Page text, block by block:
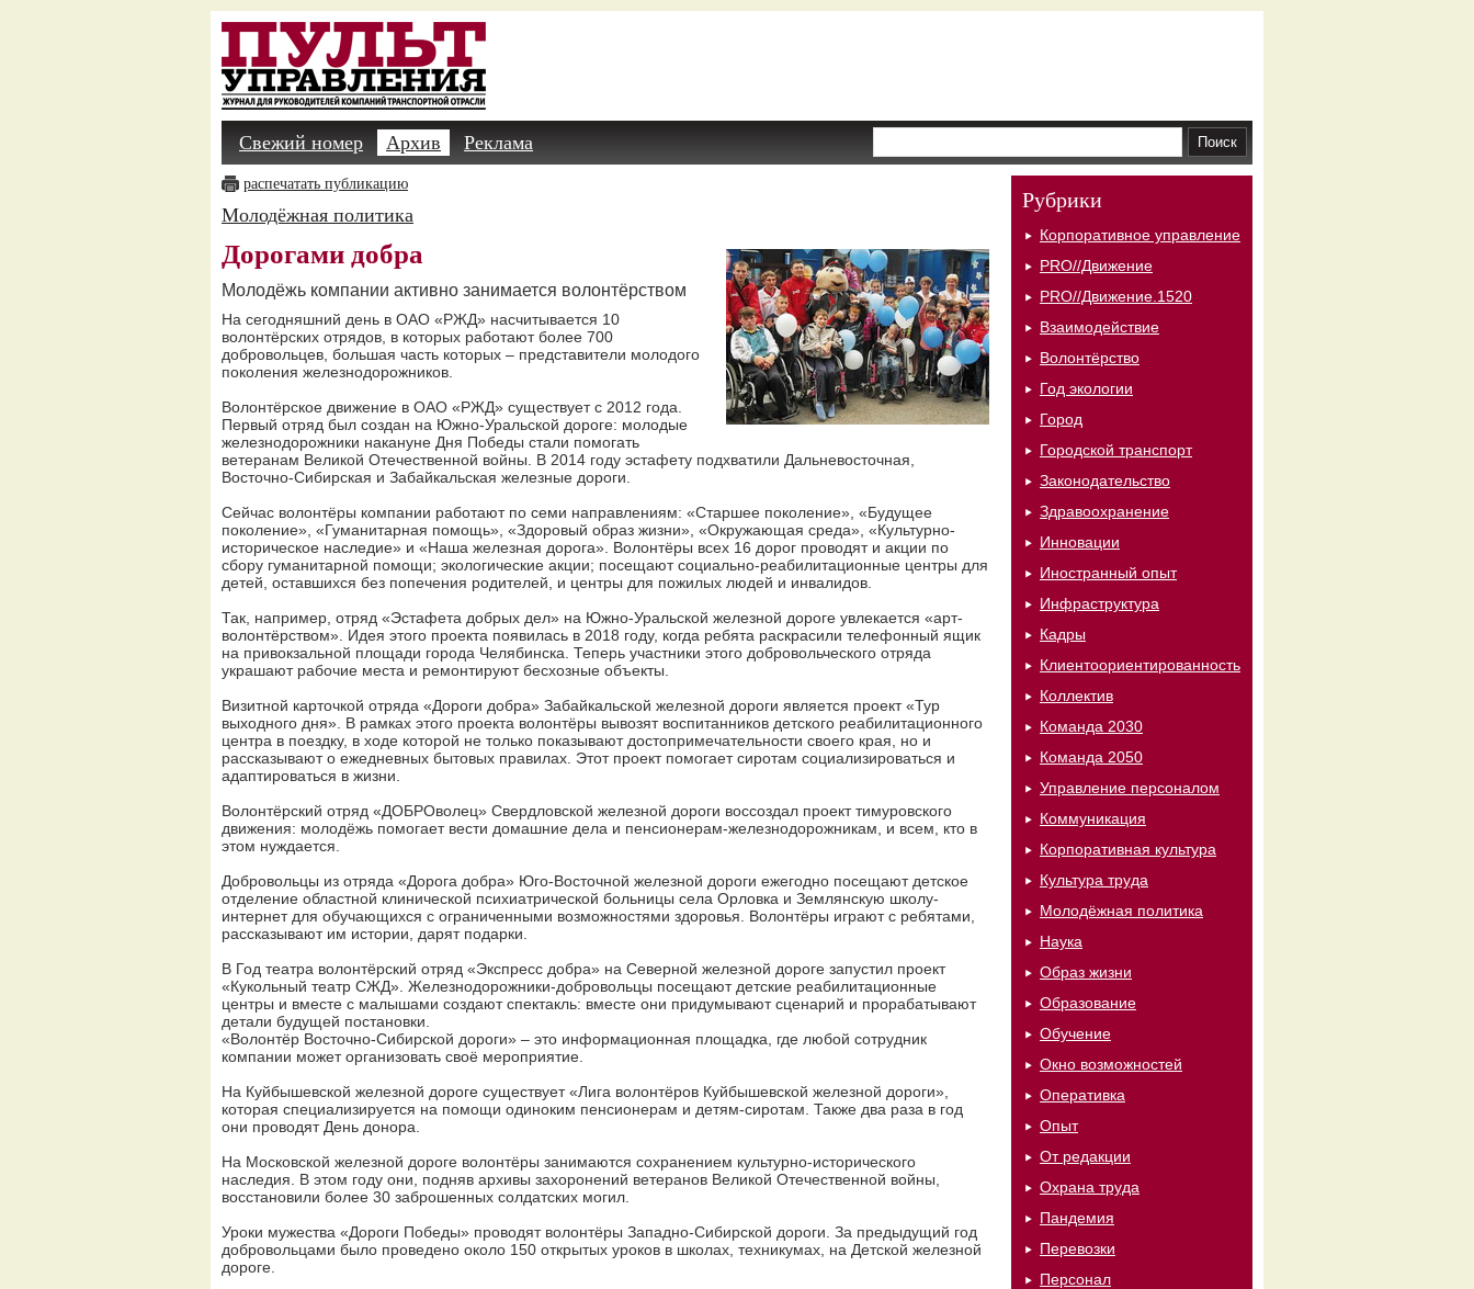
Свежий номер Архив Реклама
распечатать публикацию
Молодёжная политика
Дорогами добра
Молодёжь компании активно занимается волонтёрством
На сегодняшний день в ОАО «РЖД» насчитывается 10
волонтёрских отрядов, в которых работают более 700
добровольцев, большая часть которых – представители молодого
поколения железнодорожников.
Волонтёрское движение в ОАО «РЖД» существует с 2012 года.
Первый отряд был создан на Южно-Уральской дороге: молодые
железнодорожники накануне Дня Победы стали помогать
ветеранам Великой Отечественной войны. В 2014 году эстафету подхватили Дальневосточная,
Восточно-Сибирская и Забайкальская железные дороги.
Сейчас волонтёры компании работают по семи направлениям: «Старшее поколение», «Будущее
поколение», «Гуманитарная помощь», «Здоровый образ жизни», «Окружающая среда», «Культурно-
историческое наследие» и «Наша железная дорога». Волонтёры всех 16 дорог проводят и акции по
сбору гуманитарной помощи; экологические акции; посещают социально-реабилитационные центры для
детей, оставшихся без попечения родителей, и центры для пожилых людей и инвалидов.
Так, например, отряд «Эстафета добрых дел» на Южно-Уральской железной дороге увлекается «арт-
волонтёрством». Идея этого проекта появилась в 2018 году, когда ребята раскрасили телефонный ящик
на привокзальной площади города Челябинска. Теперь участники этого добровольческого отряда
украшают рабочие места и ремонтируют бесхозные объекты.
Визитной карточкой отряда «Дороги добра» Забайкальской железной дороги является проект «Тур
выходного дня». В рамках этого проекта волонтёры вывозят воспитанников детского реабилитационного
центра в поездку, в ходе которой не только показывают достопримечательности своего края, но и
рассказывают о ежедневных бытовых правилах. Этот проект помогает сиротам социализироваться и
адаптироваться в жизни.
Волонтёрский отряд «ДОБРОволец» Свердловской железной дороги воссоздал проект тимуровского
движения: молодёжь помогает вести домашние дела и пенсионерам-железнодорожникам, и всем, кто в
этом нуждается.
Добровольцы из отряда «Дорога добра» Юго-Восточной железной дороги ежегодно посещают детское
отделение областной клинической психиатрической больницы села Орловка и Землянскую школу-
интернет для обучающихся с ограниченными возможностями здоровья. Волонтёры играют с ребятами,
рассказывают им истории, дарят подарки.
В Год театра волонтёрский отряд «Экспресс добра» на Северной железной дороге запустил проект
«Кукольный театр СЖД». Железнодорожники-добровольцы посещают детские реабилитационные
центры и вместе с малышами создают спектакль: вместе они придумывают сценарий и прорабатывают
детали будущей постановки.
«Волонтёр Восточно-Сибирской дороги» – это информационная площадка, где любой сотрудник
компании может организовать своё мероприятие.
На Куйбышевской железной дороге существует «Лига волонтёров Куйбышевской железной дороги»,
которая специализируется на помощи одиноким пенсионерам и детям-сиротам. Также два раза в год
они проводят День донора.
На Московской железной дороге волонтёры занимаются сохранением культурно-исторического
наследия. В этом году они, подняв архивы захоронений ветеранов Великой Отечественной войны,
восстановили более 30 заброшенных солдатских могил.
Уроки мужества «Дороги Победы» проводят волонтёры Западно-Сибирской дороги. За предыдущий год
добровольцами было проведено около 150 открытых уроков в школах, техникумах, на Детской железной
дороге.
Рубрики
Корпоративное управление
PRO//Движение
PRO//Движение.1520
Взаимодействие
Волонтёрство
Год экологии
Город
Городской транспорт
Законодательство
Здравоохранение
Инновации
Иностранный опыт
Инфраструктура
Кадры
Клиентоориентированность
Коллектив
Команда 2030
Команда 2050
Управление персоналом
Коммуникация
Корпоративная культура
Культура труда
Молодёжная политика
Наука
Образ жизни
Образование
Обучение
Окно возможностей
Оперативка
Опыт
От редакции
Охрана труда
Пандемия
Перевозки
Персонал